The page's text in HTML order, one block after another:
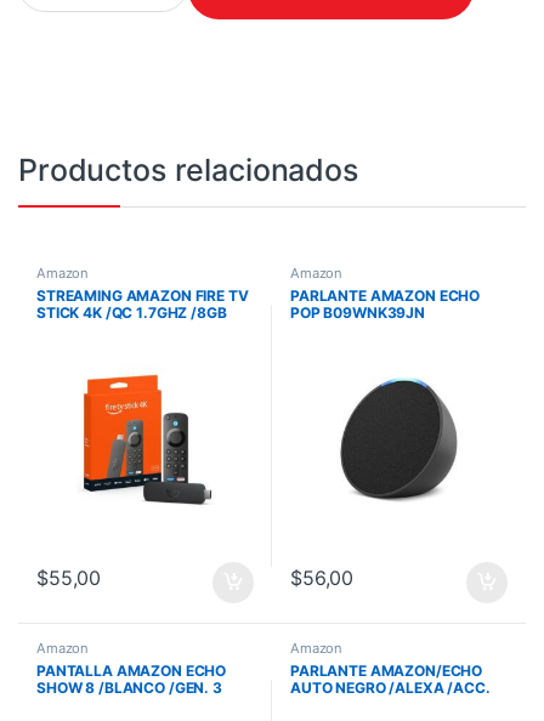
Productos relacionados
Amazon
STREAMING AMAZON FIRE TV
STICK 4K /QC 1.7GHZ /8GB
$55,00
Amazon
PARLANTE AMAZON ECHO
POP B09WNK39JN
$56,00
Amazon
PANTALLA AMAZON ECHO
SHOW 8 /BLANCO /GEN. 3
Amazon
PARLANTE AMAZON/ECHO
AUTO NEGRO /ALEXA /ACC.